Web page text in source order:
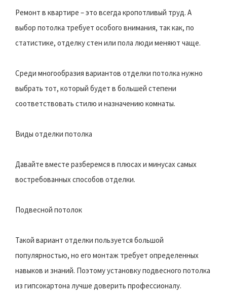
Ремонт в квартире – это всегда кропотливый труд. А
выбор потолка требует особого внимания, так как, по
статистике, отделку стен или пола люди меняют чаще.
Среди многообразия вариантов отделки потолка нужно
выбрать тот, который будет в большей степени
соответствовать стилю и назначению комнаты.
Виды отделки потолка
Давайте вместе разберемся в плюсах и минусах самых
востребованных способов отделки.
Подвесной потолок
Такой вариант отделки пользуется большой
популярностью, но его монтаж требует определенных
навыков и знаний. Поэтому установку подвесного потолка
из гипсокартона лучше доверить профессионалу.